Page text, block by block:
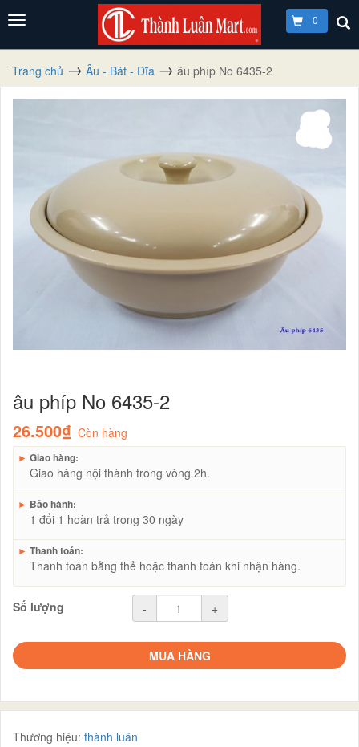
0
Trang chủ Âu - Bát - Đĩa âu phíp No 6435-2
âu phíp No 6435-2
26.500₫ Còn hàng
► Giao hàng:
Giao hàng nội thành trong vòng 2h.
► Bảo hành:
1 đổi 1 hoàn trả trong 30 ngày
► Thanh toán:
Thanh toán bằng thẻ hoặc thanh toán khi nhận hàng.
Số lượng - +
MUA HÀNG
Thương hiệu: thành luân